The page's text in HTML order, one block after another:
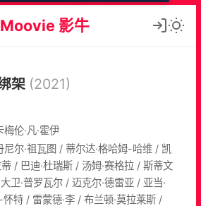
Moovie 影牛
架 (2021)
梅伦·凡·霍伊
尼尔·祖瓦图 / 蒂尔达·格哈姆-哈维 / 凯
蒂 / 巴迪·杜瑞斯 / 汤姆·赛格拉 / 斯蒂文
卫·普罗瓦尔 / 迈克尔·德雷亚 / 亚当·
特 / 雷蒙德·李 / 布兰顿·莫拉莱斯 /